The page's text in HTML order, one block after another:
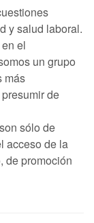
y salud laboral.
el
un grupo
más
de
sólo de
acceso de la
de promoción